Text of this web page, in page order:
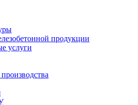
продукции
услуги